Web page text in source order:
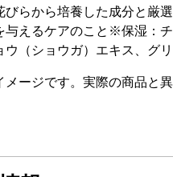
びらから培養した成分と厳
与えるケアのこと※保湿：
ウ（ショウガ）エキス、グ
ージです。実際の商品と異